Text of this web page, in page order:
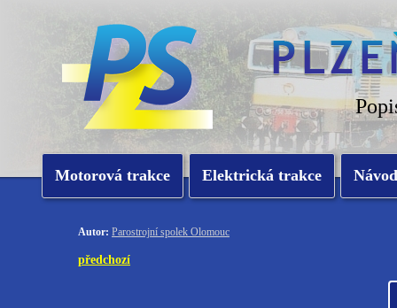
Motorová trakce Elektrická trakce
Autor: Parostrojní spolek Olomouc
předchozí